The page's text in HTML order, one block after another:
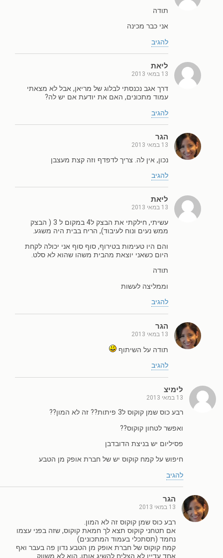
תודה
אני כבר מכינה
להגיב
ליאת
13 במאי 2013
דרך אגב נכנסתי לבלוג של מריאן, אבל לא מצאתי
עמוד מתכונים, האם את יודעת אם יש לה?
להגיב
הגר
13 במאי 2013
נכון, אין לה. צריך לדפדף וזה קצת מעצבן
להגיב
ליאת
13 במאי 2013
עשיתי, חילקתי את הבצק ל4 במקום ל 3 ( הבצק
ממש נעים ונוח לעיבוד), הריח בבית היה משגע.
והם היו טעימות בטירוף, סוף סוף אני יכולה לקחת
היום כשאני יוצאת מהבית משהו שהוא לא סלט.
תודה
וממליצה לעשות
להגיב
הגר
13 במאי 2013
תודה על השיתוף
להגיב
לימיצ
13 במאי 2013
רבע כוס שמן קוקוס ל3 פיתות?? זה לא המון??
ואפשר לטחון קוקוס??
פסיליום יש בניצת הדובדבן
חיפוש על קמח קוקוס יש של חברת אופק מן הטבע
להגיב
הגר
13 במאי 2013
רבע כוס שמן קוקוס זה לא המון.
אם תטחני קוקוס תצא לך חמאת קוקוס, שזה בפני עצמו
נחמד (תסתכלי בעמוד המתכונים)
קמח קוקוס של חברת אופק מן הטבע נדון פה בעבר ואף
אחד עדיין לא הצליח להשיג אותו, הוא לא משווק